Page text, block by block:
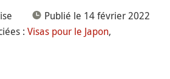
Publié le 14 février 2022
: Visas pour le Japon,